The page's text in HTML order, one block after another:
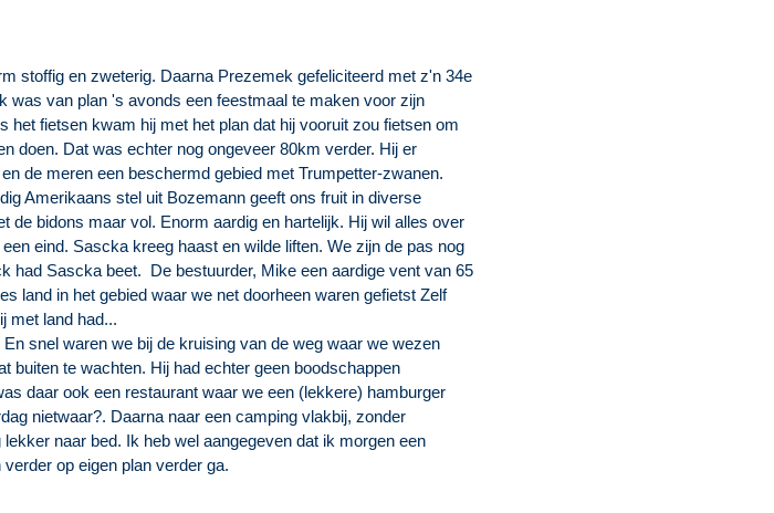
stoffig en zweterig. Daarna Prezemek gefeliciteerd met z'n 34e
was van plan 's avonds een feestmaal te maken voor zijn
fietsen kwam hij met het plan dat hij vooruit zou fietsen om
doen. Dat was echter nog ongeveer 80km verder. Hij er
de meren een beschermd gebied met Trumpetter-zwanen.
Amerikaans stel uit Bozemann geeft ons fruit in diverse
bidons maar vol. Enorm aardig en hartelijk. Hij wil alles over
eind. Sascka kreeg haast en wilde liften. We zijn de pas nog
had Sascka beet. De bestuurder, Mike een aardige vent van 65
land in het gebied waar we net doorheen waren gefietst Zelf
met land had...
snel waren we bij de kruising van de weg waar we wezen
te wachten. Hij had echter geen boodschappen
daar ook een restaurant waar we een (lekkere) hamburger
nietwaar?. Daarna naar een camping vlakbij, zonder
naar bed. Ik heb wel aangegeven dat ik morgen een
op eigen plan verder ga.